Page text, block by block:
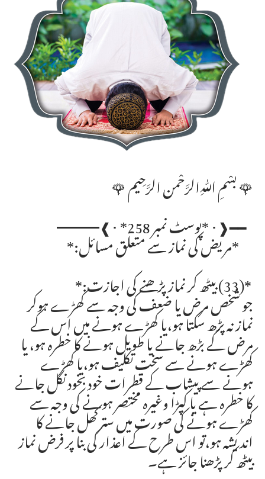
🌹 بسْمِ ﷲِالرَّحْمن الرَّحِيم 🌹
━━❰･ *پوسٹ نمبر 258* ･❱━━━
*مریض کی نماز سے متعلق مسائل:*
*(33) بیٹھ کر نماز پڑھنے کی اجازت:*
جو شخص مرض یا ضعف کی وجہ سے کھڑے ہوکر
نماز نہ پڑھ سکتا ہو،یا کھڑے ہونے میں اس کے
مرض کے بڑھ جانے یا طویل ہونے کا خطرہ ہو، یا
کھڑے ہونے سے سخت تکلیف ہو،یا کھڑے
ہونے سے پیشاب کے قطرات خود بخود نکل جانے
کا خطرہ ہے یا کپڑا وغیرہ مختصر ہونے کی وجہ سے
کھڑے ہونے کی صورت میں سترکھل جانے کا
اندیشہ ہو،تو اس طرح کے اعذار کی بنا پر فرض نماز
بیٹھ کر پڑھنا جائز ہے۔